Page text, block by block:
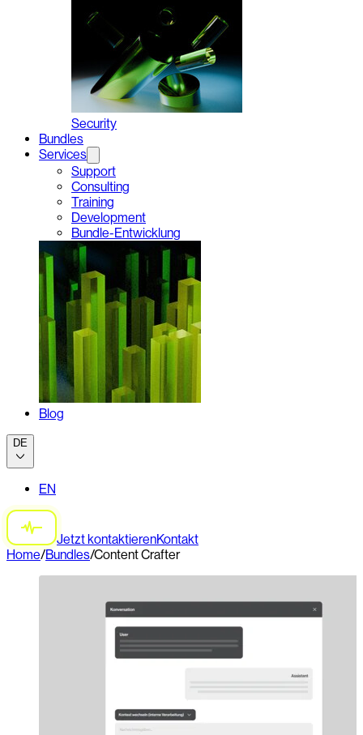
Security
Bundles
Services
Support
Consulting
Training
Development
Bundle-Entwicklung
Blog
DE
EN
Jetzt kontaktierenKontakt
Home/Bundles/Content Crafter